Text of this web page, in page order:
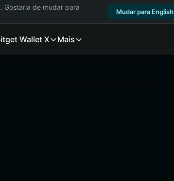
. Gostaria de mudar para
Mudar para English
Wallet X Mais